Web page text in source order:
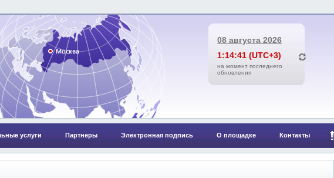
08 августа 2026
1:14:41 (UTC+3)
на момент последнего
обновления
услуги Партнеры Электронная подпись О площадке Контакты